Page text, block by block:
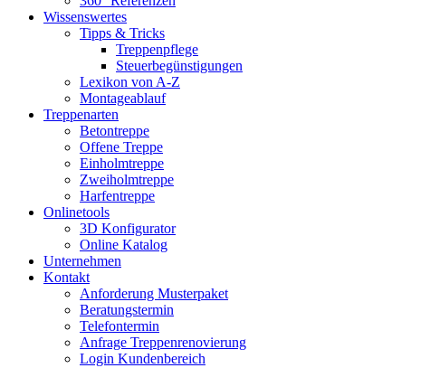
Wissenswertes
Tipps & Tricks
Treppenpflege
Steuerbegünstigungen
Lexikon von A-Z
Montageablauf
Treppenarten
Betontreppe
Offene Treppe
Einholmtreppe
Zweiholmtreppe
Harfentreppe
Onlinetools
3D Konfigurator
Online Katalog
Unternehmen
Kontakt
Anforderung Musterpaket
Beratungstermin
Telefontermin
Anfrage Treppenrenovierung
Login Kundenbereich